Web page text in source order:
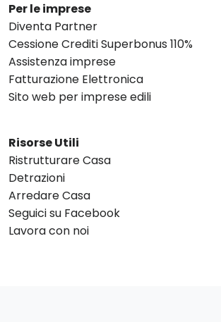
Per le imprese
Diventa Partner
Cessione Crediti Superbonus 110%
Assistenza imprese
Fatturazione Elettronica
Sito web per imprese edili
Risorse Utili
Ristrutturare Casa
Detrazioni
Arredare Casa
Seguici su Facebook
Lavora con noi